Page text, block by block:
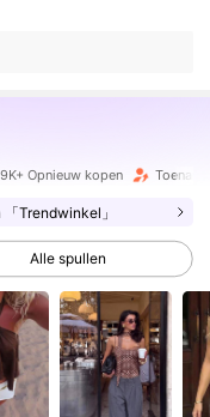
Opnieuw kopen
「Trendwinkel」
Alle spullen